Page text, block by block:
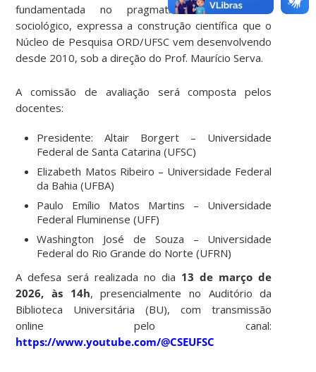
fundamentada no pragmatismo filosófico e
sociológico, expressa a construção científica que o
Núcleo de Pesquisa ORD/UFSC vem desenvolvendo
desde 2010, sob a direção do Prof. Maurício Serva.
A comissão de avaliação será composta pelos
docentes:
Presidente: Altair Borgert – Universidade
Federal de Santa Catarina (UFSC)
Elizabeth Matos Ribeiro – Universidade Federal
da Bahia (UFBA)
Paulo Emílio Matos Martins – Universidade
Federal Fluminense (UFF)
Washington José de Souza – Universidade
Federal do Rio Grande do Norte (UFRN)
A defesa será realizada no dia 13 de março de
2026, às 14h, presencialmente no Auditório da
Biblioteca Universitária (BU), com transmissão
online pelo canal:
https://www.youtube.com/@CSEUFSC